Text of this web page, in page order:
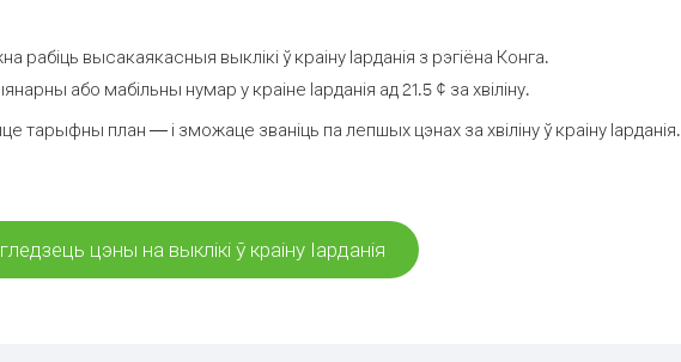
высакаякасныя выклікі ў краіну Іарданія з рэгіёна Конга.
або мабільны нумар у краіне Іарданія ад 21.5 ¢ за хвіліну.
тарыфны план — і зможаце званіць па лепшых цэнах за хвіліну ў краіну Іарданія.
цэны на выклікі ў краіну Іарданія